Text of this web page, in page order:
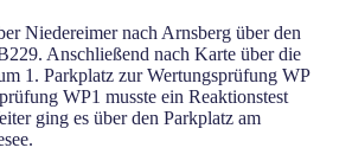
Niedereimer nach Arnsberg über den
Anschließend nach Karte über die
1. Parkplatz zur Wertungsprüfung WP
WP1 musste ein Reaktionstest
ging es über den Parkplatz am